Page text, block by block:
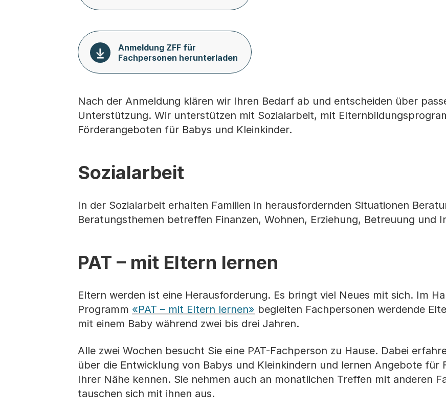
Anmeldung ZFF für
Fachpersonen herunterladen
Nach der Anmeldung klären wir Ihren Bedarf ab und entscheiden über
Unterstützung. Wir unterstützen mit Sozialarbeit, mit
Förderangeboten für Babys und Kleinkinder.
Sozialarbeit
In der Sozialarbeit erhalten Familien in herausfordernden Situationen
Beratungsthemen betreffen Finanzen, Wohnen, Erziehung, Betreuung und
PAT – mit Eltern lernen
Eltern werden ist eine Herausforderung. Es bringt viel Neues mit sich. Im
Programm «PAT – mit Eltern lernen» begleiten Fachpersonen werdende
mit einem Baby während zwei bis drei Jahren.
Alle zwei Wochen besucht Sie eine PAT-Fachperson zu Hause. Dabei
über die Entwicklung von Babys und Kleinkindern und lernen Angebote für
Ihrer Nähe kennen. Sie nehmen auch an monatlichen Treffen mit anderen
tauschen sich mit ihnen aus.